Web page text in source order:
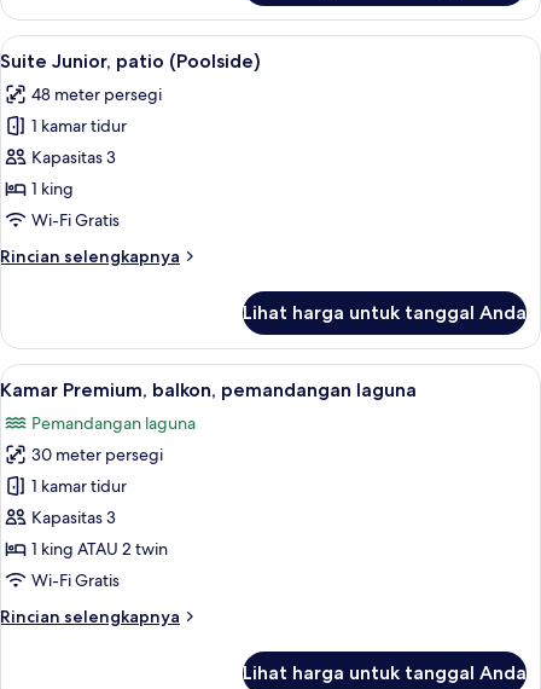
Suite
(San
Giorgio)
Lihat
semua
foto
untuk
Suite
Junior,
patio
Suite Junior, patio (Poolside) |
4
Suite Junior, patio (Poolside)
48 meter persegi
1 kamar tidur
Kapasitas 3
1 king
Wi-Fi Gratis
Rincian selengkapnya
Rincian
Suite
Junior,
patio
Lihat harga untuk tanggal Anda
Lihat
semua
foto
untuk
Kamar
Premium,
balkon,
pemandangan
Kamar Premium, balkon,
20
Kamar Premium, balkon, pemandangan laguna
Pemandangan laguna
30 meter persegi
1 kamar tidur
Kapasitas 3
1 king ATAU 2 twin
Wi-Fi Gratis
Rincian selengkapnya
Rincian
Lihat harga untuk tanggal Anda